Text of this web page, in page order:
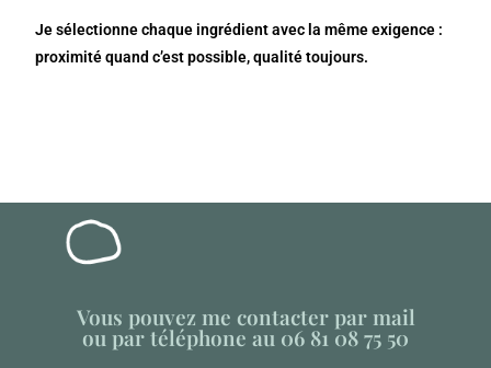
Je sélectionne chaque ingrédient avec la même exigence :
proximité quand c’est possible, qualité toujours.
Vous pouvez me contacter par mail
ou par téléphone au 06 81 08 75 50